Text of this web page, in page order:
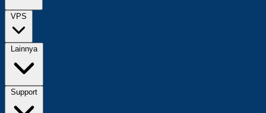
VPS
Lainnya
Support